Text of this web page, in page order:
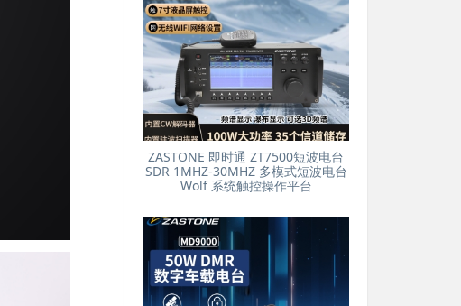
ZASTONE 即时通 ZT7500短波电台
SDR 1MHZ-30MHZ 多模式短波电台
Wolf 系统触控操作平台